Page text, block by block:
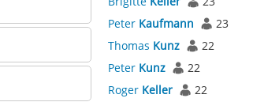
Peter Kaufmann
23
Thomas Kunz
22
Peter Kunz
22
Roger Keller
22